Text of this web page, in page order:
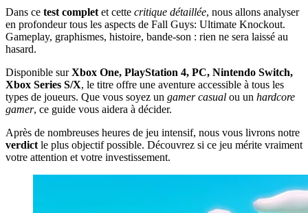
Dans ce test complet et cette critique détaillée, nous allons analyser
en profondeur tous les aspects de Fall Guys: Ultimate Knockout.
Gameplay, graphismes, histoire, bande-son : rien ne sera laissé au
hasard.
Disponible surXbox One, PlayStation 4, PC, Nintendo Switch,
Xbox Series S/X, le titre offre une aventure accessible à tous les
types de joueurs. Que vous soyez un gamer casual ou un hardcore
gamer, ce guide vous aidera à décider.
Après de nombreuses heures de jeu intensif, nous vous livrons notre
verdict le plus objectif possible. Découvrez si ce jeu mérite vraiment
votre attention et votre investissement.